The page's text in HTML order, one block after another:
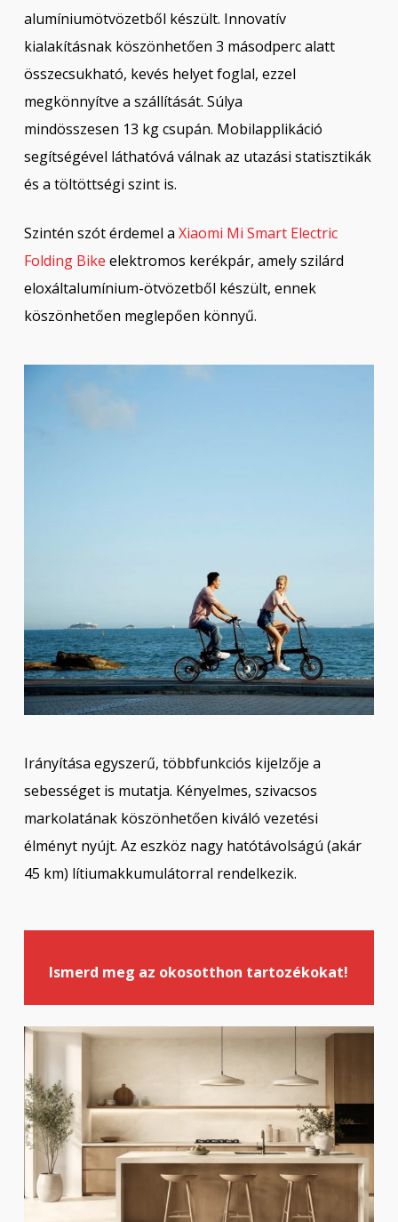
alumíniumötvözetből készült. Innovatív
kialakításnak köszönhetően 3 másodperc alatt
összecsukható, kevés helyet foglal, ezzel
megkönnyítve a szállítását. Súlya
mindösszesen 13 kg csupán. Mobilapplikáció
segítségével láthatóvá válnak az utazási statisztikák
és a töltöttségi szint is.
Szintén szót érdemel a Xiaomi Mi Smart Electric
Folding Bike elektromos kerékpár, amely szilárd
eloxáltalumínium-ötvözetből készült, ennek
köszönhetően meglepően könnyű.
Irányítása egyszerű, többfunkciós kijelzője a
sebességet is mutatja. Kényelmes, szivacsos
markolatának köszönhetően kiváló vezetési
élményt nyújt. Az eszköz nagy hatótávolságú (akár
45 km) lítiumakkumulátorral rendelkezik.
Ismerd meg az okosotthon tartozékokat!